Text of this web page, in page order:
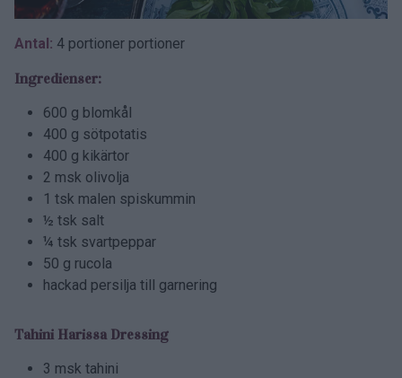
Antal: 4 portioner portioner
Ingredienser:
600 g blomkål
400 g sötpotatis
400 g kikärtor
2 msk olivolja
1 tsk malen spiskummin
½ tsk salt
¼ tsk svartpeppar
50 g rucola
hackad persilja till garnering
Tahini Harissa Dressing
3 msk tahini